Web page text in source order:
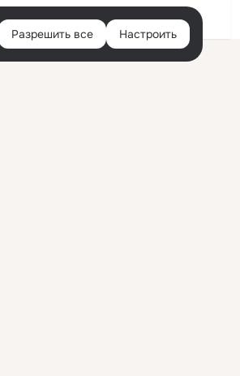
Войти
Разрешить все Настроить